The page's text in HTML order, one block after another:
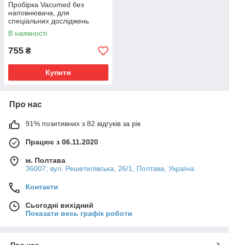
Пробірка Vacumed без
наповнювача, для
спеціальних досліджень
13х100, 6 мл, пак. 100 шт.
В наявності
755 ₴
Купити
Про нас
91% позитивних з 82 відгуків за рік
Працює з 06.11.2020
м. Полтава
36007, вул. Решетилівська, 26/1, Полтава, Україна
Контакти
Сьогодні вихідний
Показати весь графік роботи